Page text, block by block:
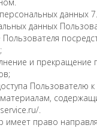
данных
данных
и прекращение
Пользователю
.
имеет право